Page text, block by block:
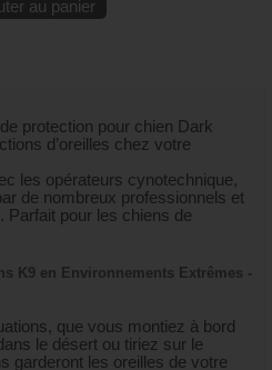
au panier
protection pour chien Dark
d’oreilles chez votre
les opérateurs cynotechnique,
de nombreux professionnels et
Parfait pour les chiens de
K9 en Environnements Extrêmes -
que vous montiez à bord
le désert ou tiriez sur le
garderont les oreilles de votre